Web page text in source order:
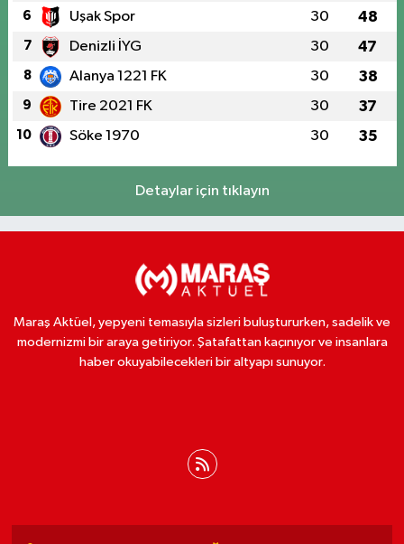
6 Uşak Spor 30 48
7 Denizli İYG 30 47
8 Alanya 1221 FK 30 38
9 Tire 2021 FK 30 37
10 Söke 1970 30 35
Detaylar için tıklayın
Maraş Aktüel, yepyeni temasıyla sizleri buluştururken, sadelik ve
modernizmi bir araya getiriyor. Şatafattan kaçınıyor ve insanlara
haber okuyabilecekleri bir altyapı sunuyor.